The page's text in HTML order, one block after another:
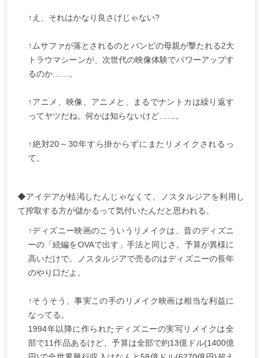
↑え、それはかなり良さげじゃない?
↑ムサファが落とされるのとバンビの母親が撃たれる2大
トラウマシーンが、次世代の映像体験でパワーアップす
るのか……。
↑アニメ、映像、アニメと、まるでナントカは繰り返す
ってヤツだね。何かは知らないけど……。
↑絶対20～30年すら掛からずにまたリメイクされるっ
て。
◆アイデアが枯渇したんじゃなくて、ノスタルジアを利用し
て搾取する方が儲かるって気付いたんだと思われる。
↑ディズニー映画のこういうリメイクは、昔のディズニ
ーの「続編をOVAで出す」手法と同じさ。予算が異様に
高いだけで。ノスタルジアで売るのはディズニーの長年
のやり口だよ。
↑そうそう、事実この手のリメイク映画は相当な利益に
なってる。
1994年以降に作られたディズニーの実写リメイクは全
部で11作品あるけど、予算は全部で約13億ドル(1400億